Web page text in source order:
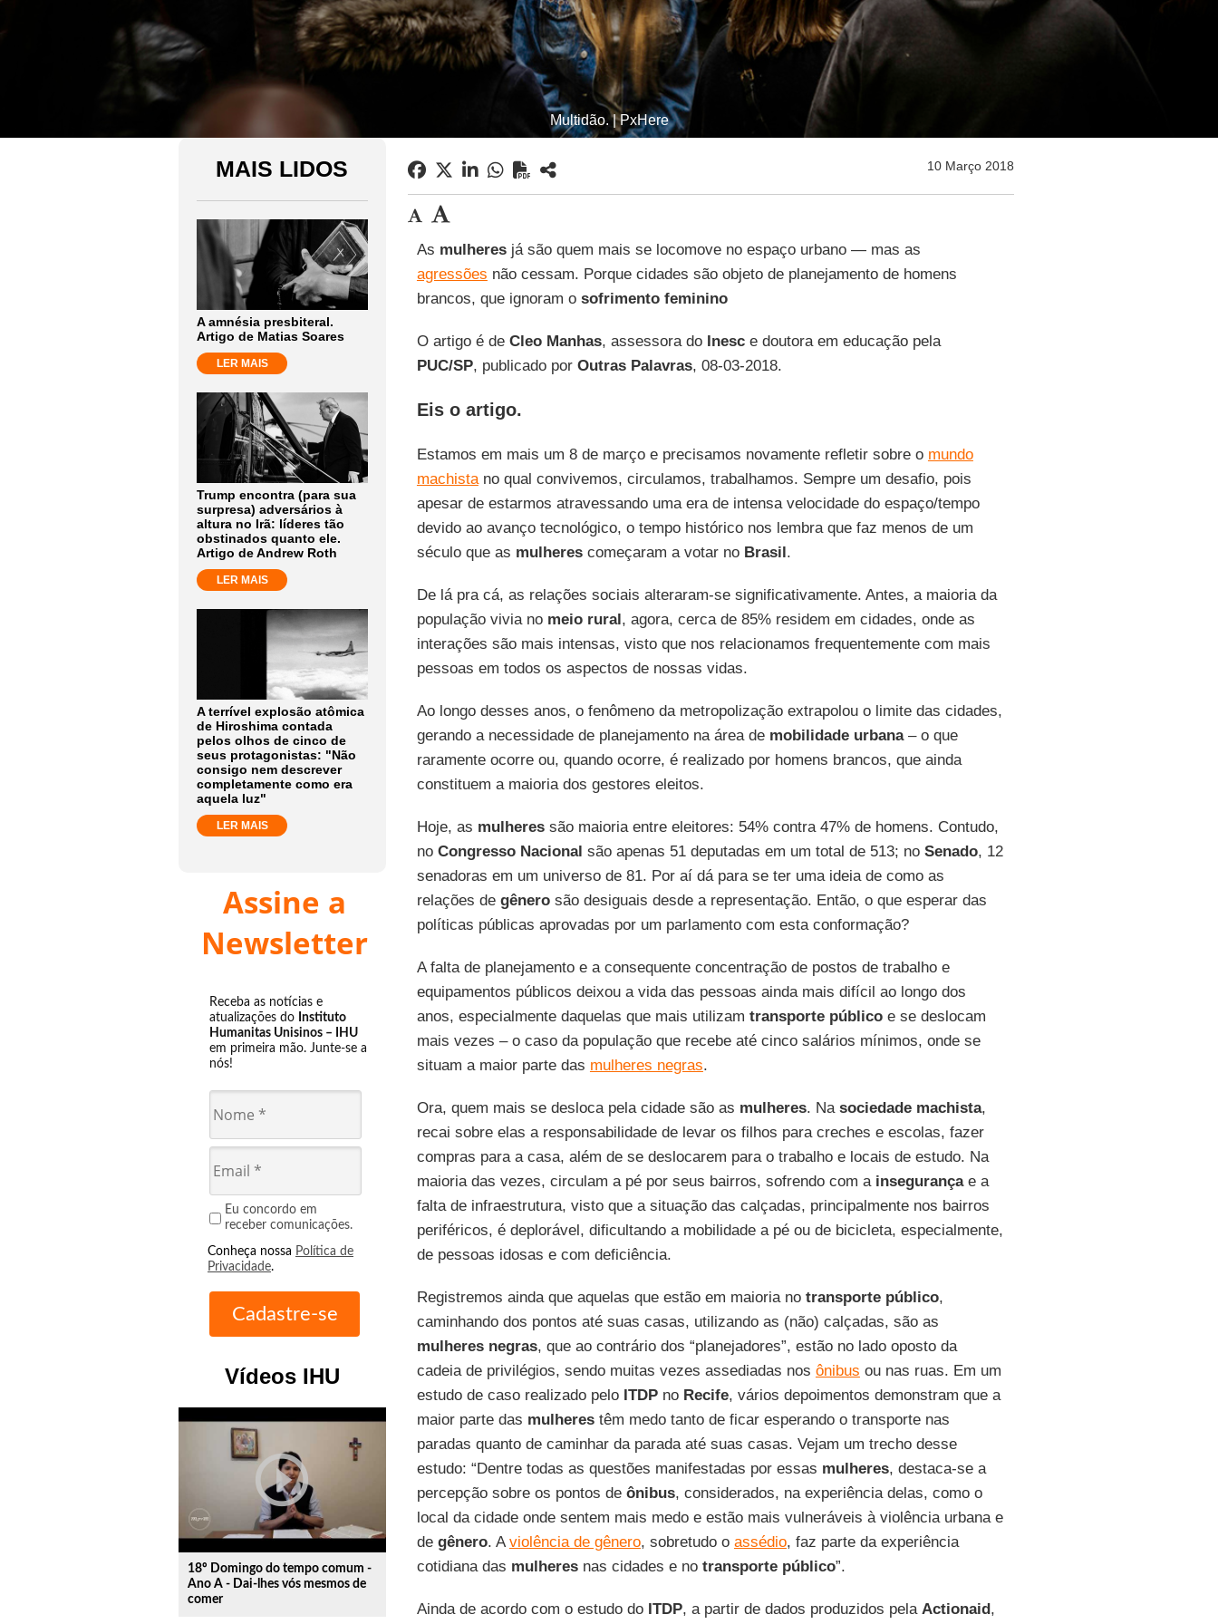
Multidão. | PxHere
MAIS LIDOS
A amnésia presbiteral.
Artigo de Matias Soares
LER MAIS
Trump encontra (para sua
surpresa) adversários à
altura no Irã: líderes tão
obstinados quanto ele.
Artigo de Andrew Roth
LER MAIS
A terrível explosão atômica
de Hiroshima contada
pelos olhos de cinco de
seus protagonistas: "Não
consigo nem descrever
completamente como era
aquela luz"
LER MAIS
Assine a
Newsletter
Receba as notícias e
atualizações do Instituto
Humanitas Unisinos – IHU
em primeira mão. Junte-se a
nós!
Eu concordo em
receber comunicações.
Conheça nossa Política de
Privacidade.
Vídeos IHU
play_circle_outline
18º Domingo do tempo comum -
Ano A - Dai-lhes vós mesmos de
comer
10 Março 2018
As mulheresjá são quem mais se locomove no espaço urbano — mas as
agressões não cessam. Porque cidades são objeto de planejamento de homens
brancos, que ignoram o sofrimento feminino
O artigo é de Cleo Manhas, assessora do Inesce doutora em educação pela
PUC/SP, publicado por Outras Palavras, 08-03-2018.
Eis o artigo.
Estamos em mais um 8 de março e precisamos novamente refletir sobre o mundo
machistano qual convivemos, circulamos, trabalhamos. Sempre um desafio, pois
apesar de estarmos atravessando uma era de intensa velocidade do espaço/tempo
devido ao avanço tecnológico, o tempo histórico nos lembra que faz menos de um
século que as mulherescomeçaram a votar no Brasil.
De lá pra cá, as relações sociais alteraram-se significativamente. Antes, a maioria da
população vivia no meio rural, agora, cerca de 85% residem em cidades, onde as
interações são mais intensas, visto que nos relacionamos frequentemente com mais
pessoas em todos os aspectos de nossas vidas.
Ao longo desses anos, o fenômeno da metropolização extrapolou o limite das cidades,
gerando a necessidade de planejamento na área de mobilidade urbana– o que
raramente ocorre ou, quando ocorre, é realizado por homens brancos, que ainda
constituem a maioria dos gestores eleitos.
Hoje, as mulheressão maioria entre eleitores: 54% contra 47% de homens. Contudo,
no Congresso Nacional são apenas 51 deputadas em um total de 513; no Senado, 12
senadoras em um universo de 81. Por aí dá para se ter uma ideia de como as
relações de gênerosão desiguais desde a representação. Então, o que esperar das
políticas públicas aprovadas por um parlamento com esta conformação?
A falta de planejamento e a consequente concentração de postos de trabalho e
equipamentos públicos deixou a vida das pessoas ainda mais difícil ao longo dos
anos, especialmente daquelas que mais utilizam transporte públicoe se deslocam
mais vezes – o caso da população que recebe até cinco salários mínimos, onde se
situam a maior parte das mulheres negras.
Ora, quem mais se desloca pela cidade são as mulheres. Na sociedade machista,
recai sobre elas a responsabilidade de levar os filhos para creches e escolas, fazer
compras para a casa, além de se deslocarem para o trabalho e locais de estudo. Na
maioria das vezes, circulam a pé por seus bairros, sofrendo com a insegurançae a
falta de infraestrutura, visto que a situação das calçadas, principalmente nos bairros
periféricos, é deplorável, dificultando a mobilidade a pé ou de bicicleta, especialmente,
de pessoas idosas e com deficiência.
Registremos ainda que aquelas que estão em maioria no transporte público,
caminhando dos pontos até suas casas, utilizando as (não) calçadas, são as
mulheres negras, que ao contrário dos “planejadores”, estão no lado oposto da
cadeia de privilégios, sendo muitas vezes assediadas nos ônibus ou nas ruas. Em um
estudo de caso realizado pelo ITDPno Recife, vários depoimentos demonstram que a
maior parte das mulherestêm medo tanto de ficar esperando o transporte nas
paradas quanto de caminhar da parada até suas casas. Vejam um trecho desse
estudo: “Dentre todas as questões manifestadas por essas mulheres, destaca-se a
percepção sobre os pontos de ônibus, considerados, na experiência delas, como o
local da cidade onde sentem mais medo e estão mais vulneráveis à violência urbana e
de gênero. Aviolência de gênero, sobretudo o assédio, faz parte da experiência
cotidiana das mulheresnas cidades e no transporte público”.
Ainda de acordo com o estudo do ITDP, a partir de dados produzidos pela Actionaid,